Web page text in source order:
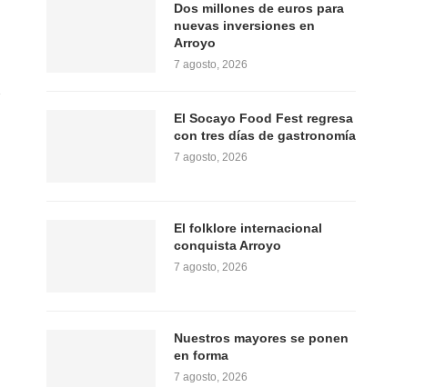
Dos millones de euros para
nuevas inversiones en
Arroyo
7 agosto, 2026
El Socayo Food Fest regresa
con tres días de gastronomía
7 agosto, 2026
El folklore internacional
conquista Arroyo
7 agosto, 2026
Nuestros mayores se ponen
en forma
7 agosto, 2026